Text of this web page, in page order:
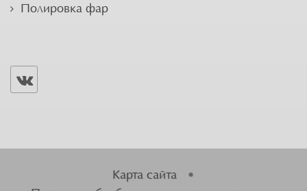
Полировка фар
Карта сайта
•